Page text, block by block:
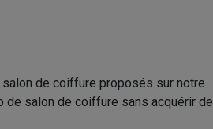
de coiffure proposés sur notre
salon de coiffure sans acquérir de